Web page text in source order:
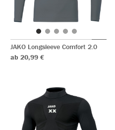
JAKO Longsleeve Comfort 2.0
ab 20,99 €